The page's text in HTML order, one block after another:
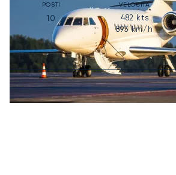
POSTI
10
VELOCITÀ
482 kts
893km/h